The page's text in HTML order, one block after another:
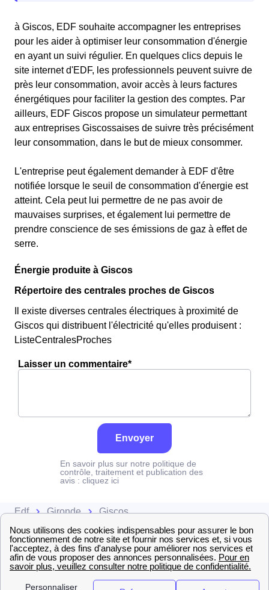
à Giscos, EDF souhaite accompagner les entreprises
pour les aider à optimiser leur consommation d'énergie
en ayant un suivi régulier. En quelques clics depuis le
site internet d'EDF, les professionnels peuvent suivre de
près leur consommation, avoir accès à leurs factures
énergétiques pour faciliter la gestion des comptes. Par
ailleurs, EDF Giscos propose un simulateur permettant
aux entreprises Giscossaises de suivre très précisément
leur consommation, dans le but de mieux consommer.
L'entreprise peut également demander à EDF d'être
notifiée lorsque le seuil de consommation d'énergie est
atteint. Cela peut lui permettre de ne pas avoir de
mauvaises surprises, et également lui permettre de
prendre conscience de ses émissions de gaz à effet de
serre.
Énergie produite à Giscos
Répertoire des centrales proches de Giscos
Il existe diverses centrales électriques à proximité de
Giscos qui distribuent l'électricité qu'elles produisent :
ListeCentralesProches
Laisser un commentaire*
Envoyer
En savoir plus sur notre politique de
contrôle, traitement et publication des
avis : cliquez ici
Edf Gironde Giscos